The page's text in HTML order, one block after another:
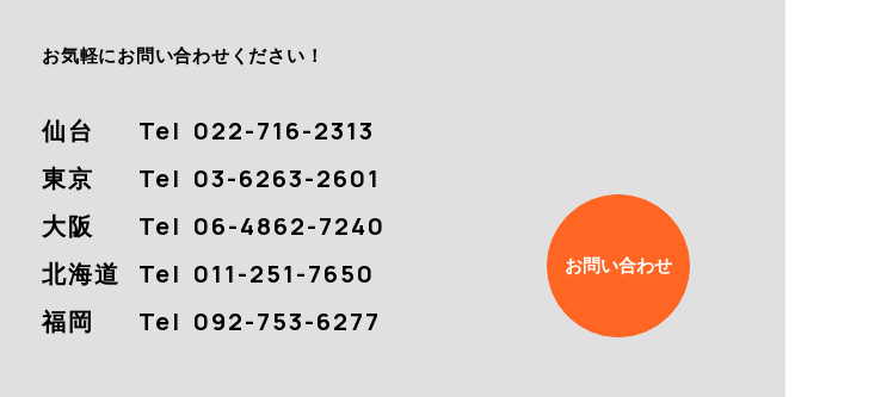
お気軽にお問い合わせください！
仙台 Tel 022-716-2313
東京
Tel 03-6263-2601
大阪
Tel 06-4862-7240
北海道
Tel 011-251-7650
福岡
Tel 092-753-6277
お問い合わせ